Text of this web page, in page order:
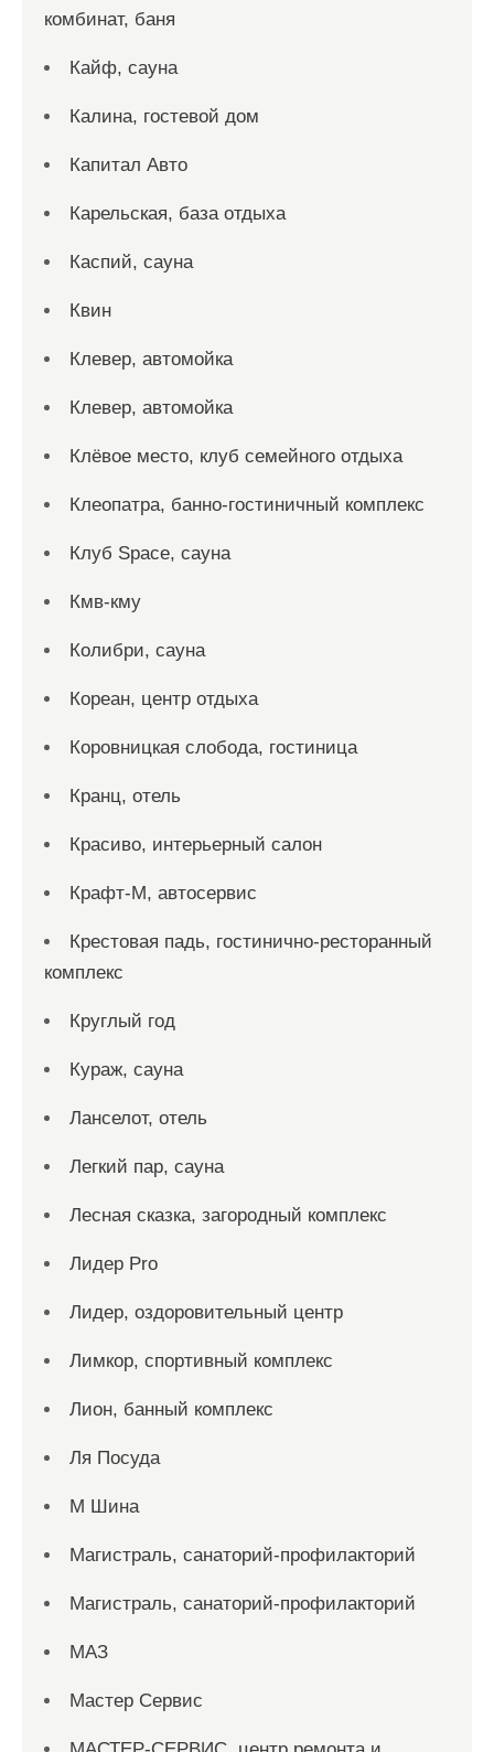
комбинат, баня
Кайф, сауна
Калина, гостевой дом
Капитал Авто
Карельская, база отдыха
Каспий, сауна
Квин
Клевер, автомойка
Клевер, автомойка
Клёвое место, клуб семейного отдыха
Клеопатра, банно-гостиничный комплекс
Клуб Space, сауна
Кмв-кму
Колибри, сауна
Кореан, центр отдыха
Коровницкая слобода, гостиница
Кранц, отель
Красиво, интерьерный салон
Крафт-М, автосервис
Крестовая падь, гостинично-ресторанный
комплекс
Круглый год
Кураж, сауна
Ланселот, отель
Легкий пар, сауна
Лесная сказка, загородный комплекс
Лидер Pro
Лидер, оздоровительный центр
Лимкор, спортивный комплекс
Лион, банный комплекс
Ля Посуда
М Шина
Магистраль, санаторий-профилакторий
Магистраль, санаторий-профилакторий
МАЗ
Мастер Сервис